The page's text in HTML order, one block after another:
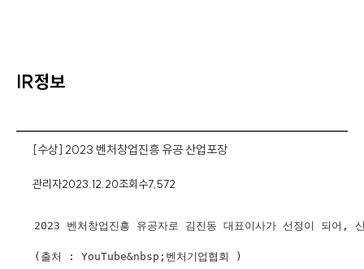
IR정보
[수상] 2023 벤처창업진흥 유공 산업포장
관리자2023.12.20조회수7,572
2023 벤처창업진흥 유공자로 김진동 대표이사가 선정이 되어,
(출처 : YouTube&nbsp;벤처기업협회 )